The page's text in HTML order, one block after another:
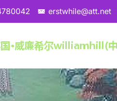
erstwhile@att.net